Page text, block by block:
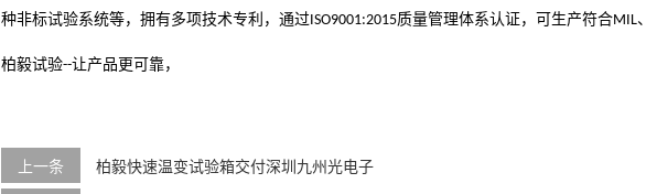
种非标试验系统等，拥有多项技术专利，通过ISO9001:2015质量管理体系认证，可生产符合MIL、
柏毅试验--让产品更可靠，
上一条
柏毅快速温变试验箱交付深圳九州光电子